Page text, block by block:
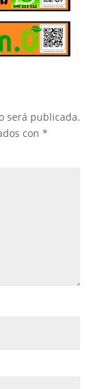
será publicada.
con *